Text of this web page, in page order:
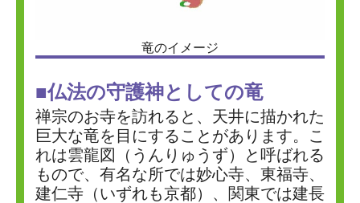
竜のイメージ
■仏法の守護神としての竜
禅宗のお寺を訪れると、天井に描かれた
巨大な竜を目にすることがあります。こ
れは雲龍図（うんりゅうず）と呼ばれる
もので、有名な所では妙心寺、東福寺、
建仁寺（いずれも京都）、関東では建長